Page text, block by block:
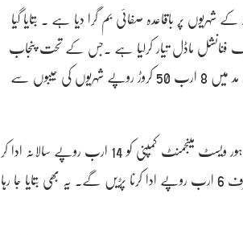
پر باقاعدہ صفائی بم گرا دیا ہے . بتایا گیا
فنانشل ماڈل تیار کرلیا ہے .جس کے تحت پنجاب
حکومت لاہور کے شہریوں کے گھروں سے کوڑا اٹھانے کی مد میں 8 ارب 50 کروڑ روپے شہریوں کی جیبوں سے
کہ پنجاب حکومت اس وقت شہر کی صفائی ستھرائیکے لئے لاہور ویسٹ مینجمنٹ کمپنی کو 14 ارب روپے سالانہ ادا کر
رہی ہیں. جبکہ نئے نظام کے تحت پنجاب حکومت کو صرف 6 ارب روپے ادا کرنا پڑیں گے. یہ بھی بتایا جا رہا